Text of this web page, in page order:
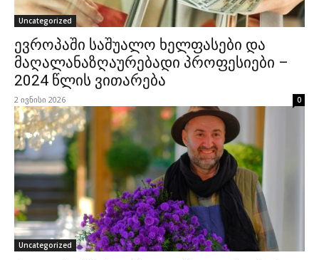
Uncategorized
ევროპაში საშუალო ხელფასები და
მაღალანაზღაურებადი პროფესიები –
2024 წლის ვითარება
2 ივნისი 2026 0
Uncategorized